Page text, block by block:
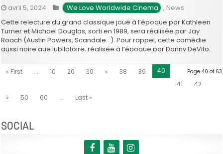
avril 5, 2024 We Love Worldwide Cinema , News
Cette relecture du grand classique joué à l’époque par Kathleen
Turner et Michael Douglas, sorti en 1989, sera réalisée par Jay
Roach (Austin Powers, Scandale…). Pour rappel, cette comédie
aussi noire que jubilatoire, réalisée à l’époque par Danny DeVito,
le …
Page 40 of 63
« First ... 10 20 30 « 38 39
40
41
42
»
50 60 ... Last »
SOCIAL